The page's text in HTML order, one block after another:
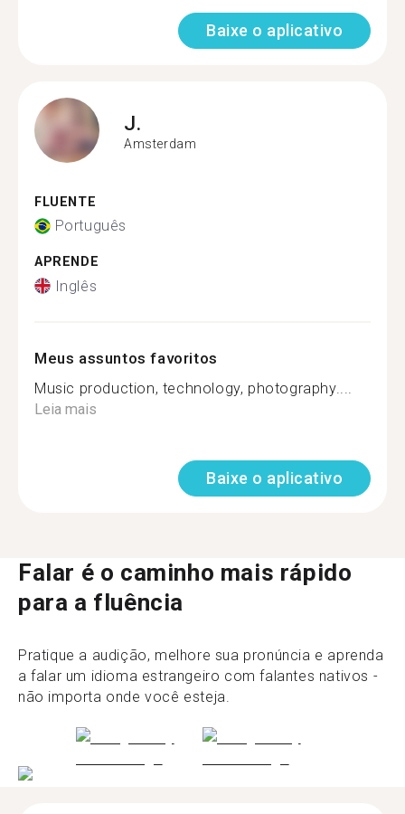
Baixe o aplicativo
J.
Amsterdam
FLUENTE
Português
APRENDE
Inglês
Meus assuntos favoritos
Music production, technology, photography....
Leia mais
Baixe o aplicativo
Falar é o caminho mais rápido
para a fluência
Pratique a audição, melhore sua pronúncia e aprenda
a falar um idioma estrangeiro com falantes nativos -
não importa onde você esteja.